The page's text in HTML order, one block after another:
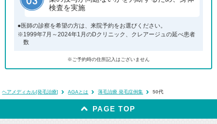
検査を実施
●医師の診察を希望の方は、来院予約をお選びください。
※1999年7月～2024年1月のDクリニック、クレアージュの延べ患者
数
※ご予約時の住所記入はございません
ヘアメディカル[発毛治療] AGAとは 薄毛治療 発毛症例集 50代
PAGE TOP